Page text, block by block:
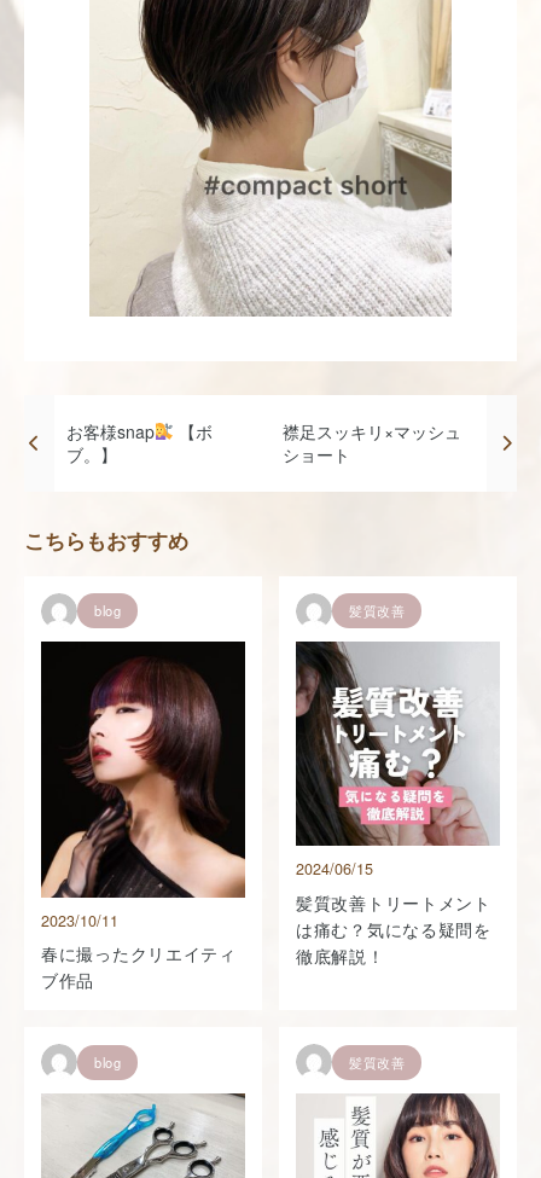
お客様snap
【ボ
ブ。】
襟足スッキリ×マッシュ
ショート
こちらもおすすめ
blog
2023/10/11
春に撮ったクリエイティ
ブ作品
髪質改善
2024/06/15
髪質改善トリートメント
は痛む？気になる疑問を
徹底解説！
blog 髪質改善